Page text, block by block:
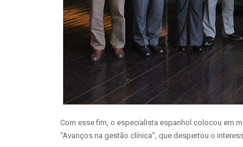
Com esse fim, o especialista espanhol colocou em
“Avanços na gestão clínica”, que despertou o